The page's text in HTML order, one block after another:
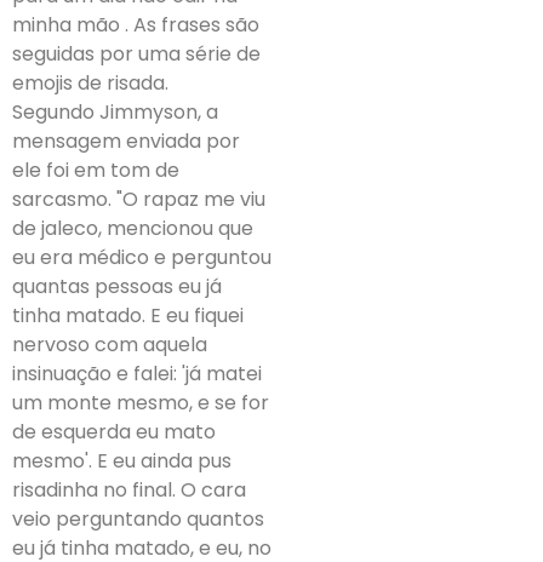
minha mão . As frases são
seguidas por uma série de
emojis de risada.
Segundo Jimmyson, a
mensagem enviada por
ele foi em tom de
sarcasmo. "O rapaz me viu
de jaleco, mencionou que
eu era médico e perguntou
quantas pessoas eu já
tinha matado. E eu fiquei
nervoso com aquela
insinuação e falei: 'já matei
um monte mesmo, e se for
de esquerda eu mato
mesmo'. E eu ainda pus
risadinha no final. O cara
veio perguntando quantos
eu já tinha matado, e eu, no